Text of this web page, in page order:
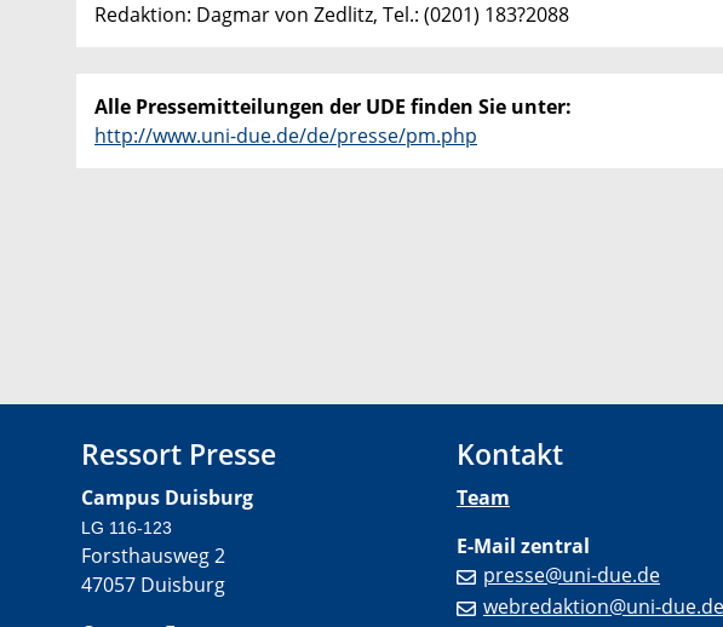
Redaktion: Dagmar von Zedlitz, Tel.: (0201) 183?2088
Alle Pressemitteilungen der UDE finden Sie unter:
http://www.uni-due.de/de/presse/pm.php
Ressort Presse
Campus Duisburg
LG 116-123
Forsthausweg 2
47057 Duisburg
Kontakt
Team
E-Mail zentral
presse@uni-due.de
webredaktion@uni-due.de